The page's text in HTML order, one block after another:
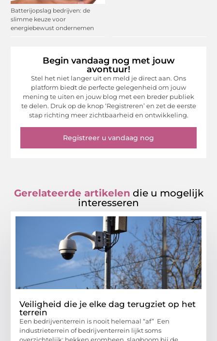
Batterijopslag bedrijven: de
slimme keuze voor
energiebewust ondernemen
Begin vandaag nog met jouw
avontuur!
Stel het niet langer uit en meld je direct aan. Ons
platform biedt de perfecte gelegenheid om jouw
mening te uiten en jouw blog met een breder publiek
te delen. Druk op de knop ‘Registreren’ en zet de eerste
stap richting meer zichtbaarheid en ontwikkeling.
Registreer u vandaag nog
Gerelateerde artikelen die u mogelijk
interesseren
Veiligheid die je elke dag terugziet op het
terrein
Een bedrijventerrein is nooit helemaal “af” Een
industrieterrein of bedrijventerrein lijkt soms